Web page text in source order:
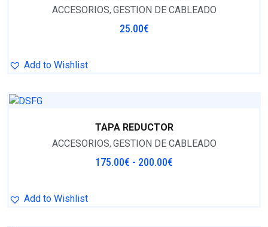
ACCESORIOS, GESTION DE CABLEADO
25.00€
Add to Wishlist
TAPA REDUCTOR
ACCESORIOS, GESTION DE CABLEADO
175.00€ - 200.00€
Add to Wishlist